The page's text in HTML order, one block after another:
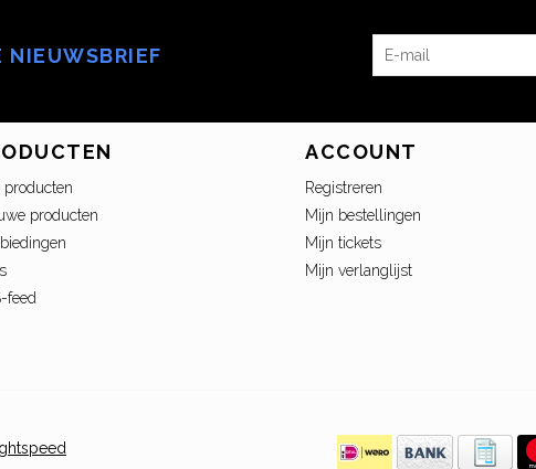
NIEUWSBRIEF
producten
producten
feed
ACCOUNT
Registreren
Mijn bestellingen
Mijn tickets
Mijn verlanglijst